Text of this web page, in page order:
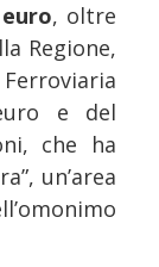
, oltre
Regione,
e del
che ha
un’area